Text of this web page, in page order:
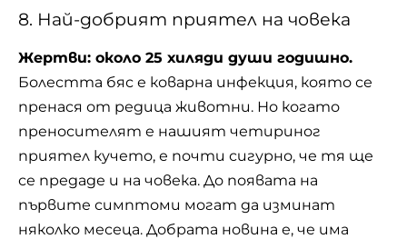
8. Най-добрият приятел на човека
Жертви: около 25 хиляди души годишно.
Болестта бяс е коварна инфекция, която се
пренася от редица животни. Но когато
преносителят е нашият четириног
приятел кучето, е почти сигурно, че тя ще
се предаде и на човека. До появата на
първите симптоми могат да изминат
няколко месеца. Добрата новина е, че има